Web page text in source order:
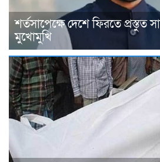
শর্তসাপেক্ষে দেশে ফিরতে প্রস্তুত
মুখোমুখি